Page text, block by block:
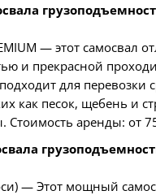
— этот самосвал
и прекрасной
для перевозки
как песок, щебень и
Стоимость аренды: от
— Этот мощный